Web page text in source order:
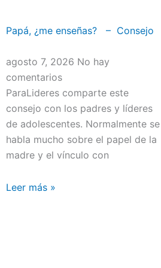
Papá, ¿me enseñas? – Consejo
agosto 7, 2026 No hay
comentarios
ParaLideres comparte este
consejo con los padres y líderes
de adolescentes. Normalmente se
habla mucho sobre el papel de la
madre y el vínculo con
Leer más »